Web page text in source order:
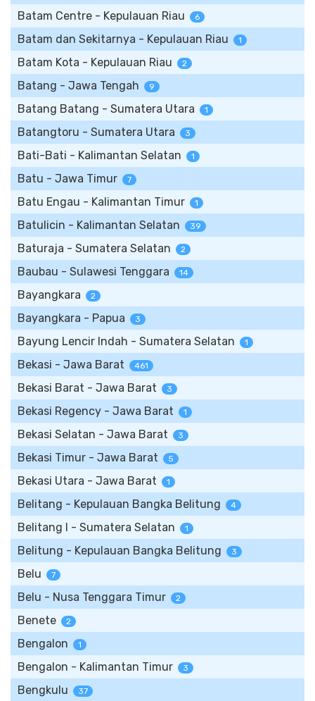
Batam Centre - Kepulauan Riau 6
Batam dan Sekitarnya - Kepulauan Riau 1
Batam Kota - Kepulauan Riau 2
Batang - Jawa Tengah 9
Batang Batang - Sumatera Utara 1
Batangtoru - Sumatera Utara 3
Bati-Bati - Kalimantan Selatan 1
Batu - Jawa Timur 7
Batu Engau - Kalimantan Timur 1
Batulicin - Kalimantan Selatan 39
Baturaja - Sumatera Selatan 2
Baubau - Sulawesi Tenggara 14
Bayangkara 2
Bayangkara - Papua 3
Bayung Lencir Indah - Sumatera Selatan 1
Bekasi - Jawa Barat 461
Bekasi Barat - Jawa Barat 3
Bekasi Regency - Jawa Barat 1
Bekasi Selatan - Jawa Barat 3
Bekasi Timur - Jawa Barat 5
Bekasi Utara - Jawa Barat 1
Belitang - Kepulauan Bangka Belitung 4
Belitang I - Sumatera Selatan 1
Belitung - Kepulauan Bangka Belitung 3
Belu 7
Belu - Nusa Tenggara Timur 2
Benete 2
Bengalon 1
Bengalon - Kalimantan Timur 3
Bengkulu 37